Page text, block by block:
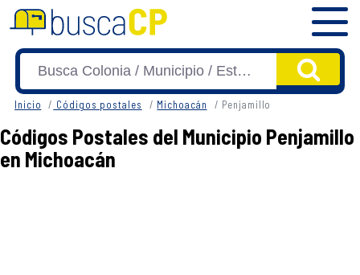
Inicio Códigos postales Michoacán Penjamillo
Códigos Postales del Municipio Penjamillo
en Michoacán